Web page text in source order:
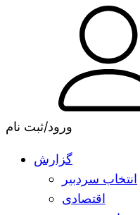
ورود/ثبت نام
گزارش
انتخاب سردبیر
اقتصادی